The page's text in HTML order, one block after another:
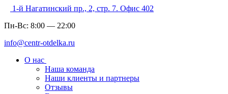
1-й Нагатинский пр., 2, стр. 7. Офис 402
Пн-Вс: 8:00 — 22:00
info@centr-otdelka.ru
О нас
Наша команда
Наши клиенты и партнеры
Отзывы